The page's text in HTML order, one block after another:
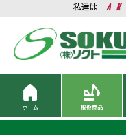
ホーム 取扱商品